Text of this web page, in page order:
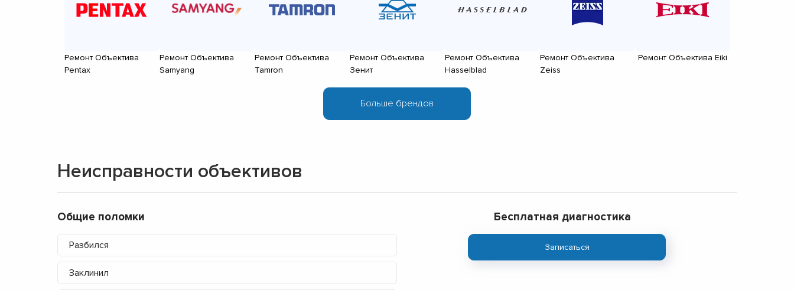
Ремонт Объектива
Pentax
Ремонт Объектива
Samyang
Ремонт Объектива
Tamron
Ремонт Объектива
Зенит
Ремонт Объектива
Hasselblad
Ремонт Объектива
Zeiss
Ремонт Объектива Eiki
Неисправности объективов
Общие поломки
Разбился
Заклинил
Бесплатная диагностика
Записаться